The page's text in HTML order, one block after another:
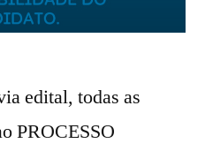
edital, todas as
PROCESSO